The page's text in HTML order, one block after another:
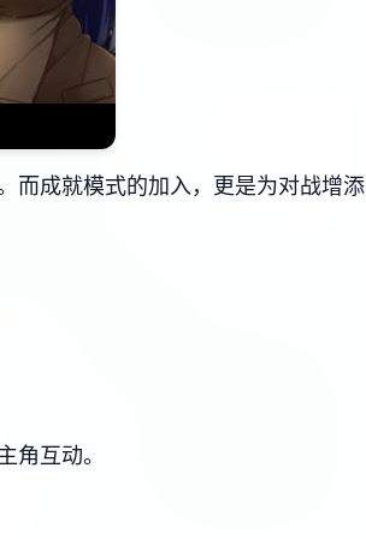
而​​成就模式的加入​​，更是为对战增添
互动。